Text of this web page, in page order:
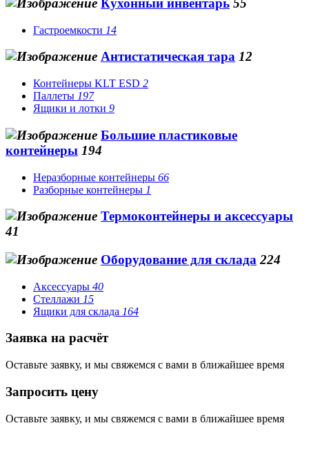
Кухонный инвентарь 55
Гастроемкости 14
Антистатическая тара 12
Контейнеры KLT ESD 2
Паллеты 197
Ящики и лотки 9
Большие пластиковые
контейнеры 194
Неразборные контейнеры 66
Разборные контейнеры 1
Термоконтейнеры и аксессуары
41
Оборудование для склада 224
Аксессуары 40
Стеллажи 15
Ящики для склада 164
Заявка на расчёт
Оставьте заявку, и мы свяжемся с вами в ближайшее время
Запросить цену
Оставьте заявку, и мы свяжемся с вами в ближайшее время